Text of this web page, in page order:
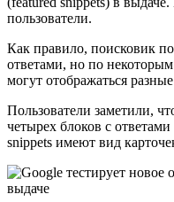
пользователи.
Как правило, поисковик
ответами, но по
могут отображаться
Пользователи заметили,
четырех блоков с
snippets имеют вид